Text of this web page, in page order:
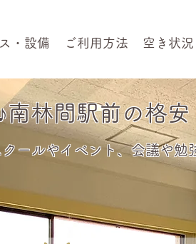
・設備 ご利用方法 空き状況
南林間駅前の格
ールやイベント、会議や勉